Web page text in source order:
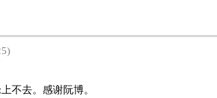
不去。感谢阮博。